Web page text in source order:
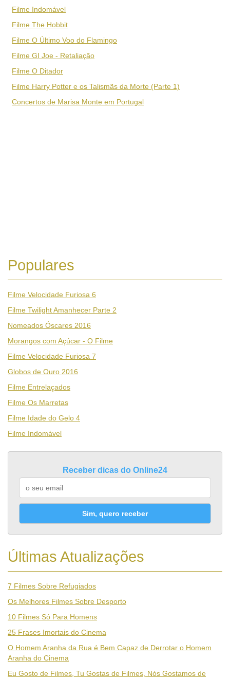
Filme Indomável
Filme The Hobbit
Filme O Último Voo do Flamingo
Filme GI Joe - Retaliação
Filme O Ditador
Filme Harry Potter e os Talismãs da Morte (Parte 1)
Concertos de Marisa Monte em Portugal
Populares
Filme Velocidade Furiosa 6
Filme Twilight Amanhecer Parte 2
Nomeados Óscares 2016
Morangos com Açúcar - O Filme
Filme Velocidade Furiosa 7
Globos de Ouro 2016
Filme Entrelaçados
Filme Os Marretas
Filme Idade do Gelo 4
Filme Indomável
Receber dicas do Online24
Sim, quero receber
Últimas Atualizações
7 Filmes Sobre Refugiados
Os Melhores Filmes Sobre Desporto
10 Filmes Só Para Homens
25 Frases Imortais do Cinema
O Homem Aranha da Rua é Bem Capaz de Derrotar o Homem
Aranha do Cinema
Eu Gosto de Filmes, Tu Gostas de Filmes, Nós Gostamos de